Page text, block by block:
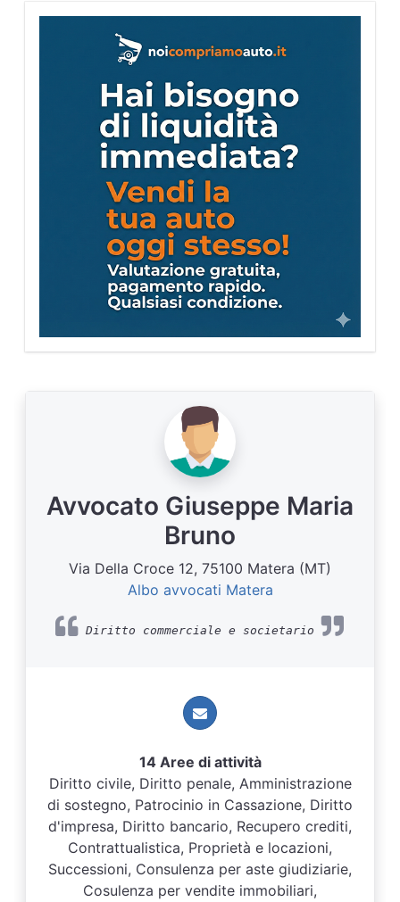
Avvocato Giuseppe Maria
Bruno
Via Della Croce 12, 75100 Matera (MT)
Albo avvocati Matera
Diritto commerciale e societario
14 Aree di attività
Diritto civile, Diritto penale, Amministrazione
di sostegno, Patrocinio in Cassazione, Diritto
d'impresa, Diritto bancario, Recupero crediti,
Contrattualistica, Proprietà e locazioni,
Successioni, Consulenza per aste giudiziarie,
Cosulenza per vendite immobiliari,